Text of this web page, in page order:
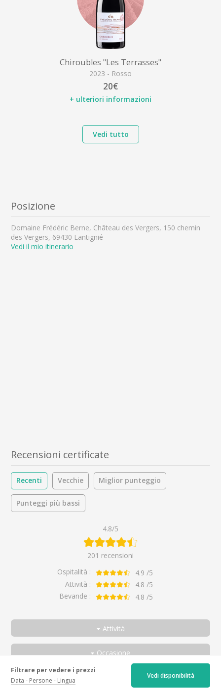
Filtrare per vedere i prezzi
Data Persone Lingua
Vedi disponibilità
Chiroubles "Les Terrasses"
2023 - Rosso
20€
+ ulteriori informazioni
Vedi tutto
Posizione
Domaine Frédéric Berne, Château des Vergers, 150 chemin
des Vergers, 69430 Lantignié
Vedi il mio itinerario
Recensioni certificate
Recenti Vecchie Miglior punteggio
Punteggi più bassi
4.8/5
201 recensioni
Ospitalità :
4.9 /5
Attività :
4.8 /5
Bevande :
4.8 /5
Attività
Tutte
Scoprite la tenuta e i vini del Beaujolais
Visita ai vigneti, alla tenuta e degustazione di vini
Occasione
Très chouette visite de la cave